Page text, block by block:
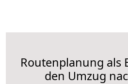
Routenplanung als
den Umzug